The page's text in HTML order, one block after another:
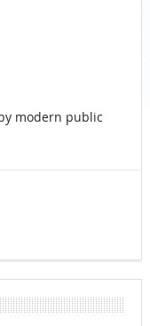
modern public